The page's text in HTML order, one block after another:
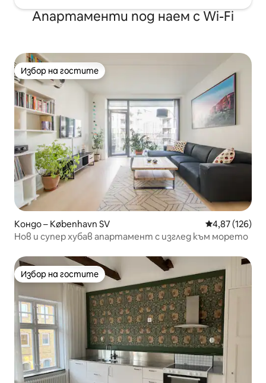
Апартаменти под наем с Wi-Fi
Избор на гостите
Избор на гостите
Кондо – København SV Средна
4,87 (126)
Нов и супер хубав апартамент с изглед към морето
Избор на гостите
Избор на гостите